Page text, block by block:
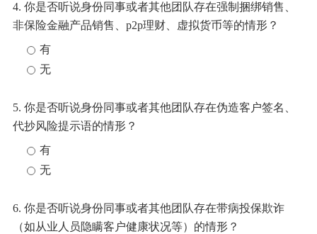
4. 你是否听说身份同事或者其他团队存在强制捆绑销售、
非保险金融产品销售、p2p理财、虚拟货币等的情形？
有
无
5. 你是否听说身份同事或者其他团队存在伪造客户签名、
代抄风险提示语的情形？
有
无
6. 你是否听说身份同事或者其他团队存在带病投保欺诈
（如从业人员隐瞒客户健康状况等）的情形？